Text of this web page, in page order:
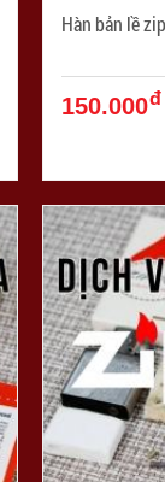
150.000đ